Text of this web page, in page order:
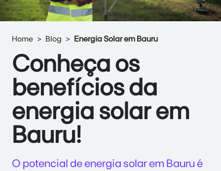
Home Blog Energia Solar em Bauru
Conheça os
benefícios da
energia solar em
Bauru!
O potencial de energia solar em Bauru é